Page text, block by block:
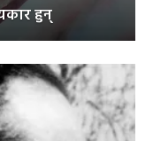
हुन्